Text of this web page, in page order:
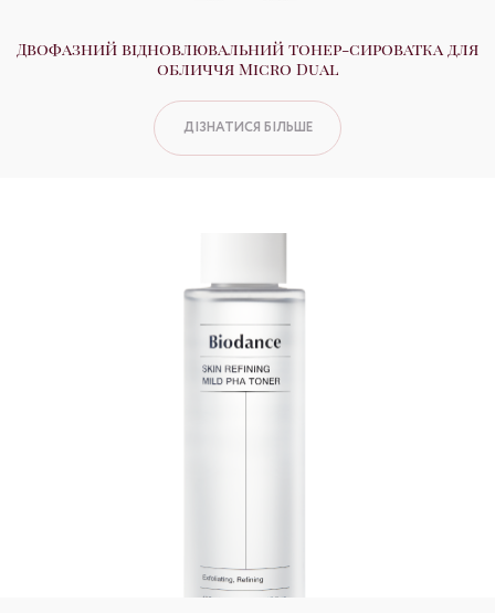
Двофазний відновлювальний тонер-сироватка для
обличчя Micro Dual
ДІЗНАТИСЯ БІЛЬШЕ